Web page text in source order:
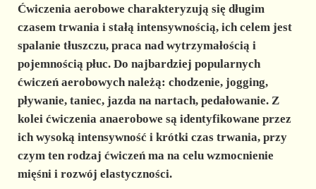
Ćwiczenia aerobowe charakteryzują się długim
czasem trwania i stałą intensywnością, ich celem jest
spalanie tłuszczu, praca nad wytrzymałością i
pojemnością płuc. Do najbardziej popularnych
ćwiczeń aerobowych należą: chodzenie, jogging,
pływanie, taniec, jazda na nartach, pedałowanie. Z
kolei ćwiczenia anaerobowe są identyfikowane przez
ich wysoką intensywność i krótki czas trwania, przy
czym ten rodzaj ćwiczeń ma na celu wzmocnienie
mięśni i rozwój elastyczności.